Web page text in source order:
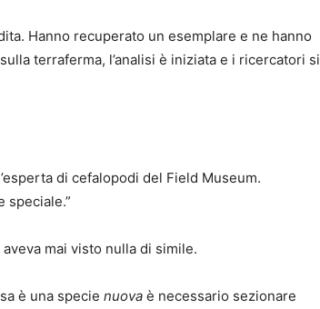
Hanno recuperato un esemplare e ne hanno
terraferma, l’analisi è iniziata e i ricercatori si
di cefalopodi del Field Museum.
speciale.”
mai visto nulla di simile.
è una specie nuova è necessario sezionare